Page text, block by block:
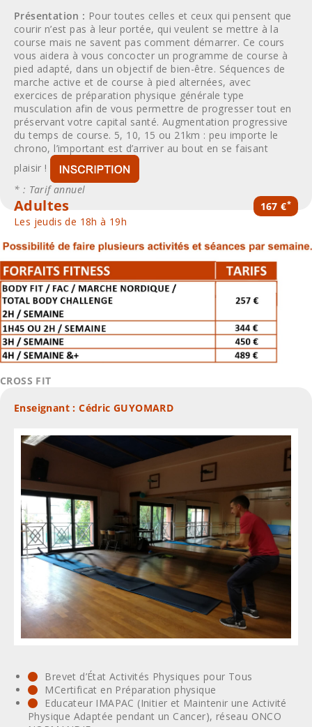
Présentation : Pour toutes celles et ceux qui pensent que
courir n’est pas à leur portée, qui veulent se mettre à la
course mais ne savent pas comment démarrer. Ce cours
vous aidera à vous concocter un programme de course à
pied adapté, dans un objectif de bien-être. Séquences de
marche active et de course à pied alternées, avec
exercices de préparation physique générale type
musculation afin de vous permettre de progresser tout en
préservant votre capital santé. Augmentation progressive
du temps de course. 5, 10, 15 ou 21km : peu importe le
chrono, l’important est d’arriver au bout en se faisant
plaisir !
* : Tarif annuel
Adultes 167 €*
Les jeudis de 18h à 19h
CROSS FIT
Enseignant : Cédric GUYOMARD
Brevet d’État Activités Physiques pour Tous
MCertificat en Préparation physique
Educateur IMAPAC (Initier et Maintenir une Activité
Physique Adaptée pendant un Cancer), réseau ONCO